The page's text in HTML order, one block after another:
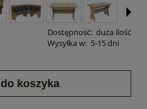
Dostępność: duża ilość
Wysyłka w: 5-15 dni
do koszyka